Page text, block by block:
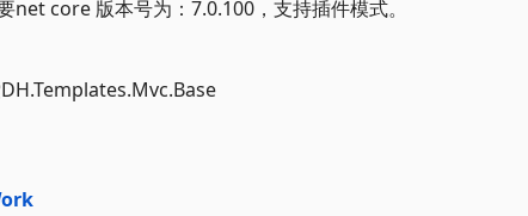
core 版本号为：7.0.100，支持插件模式。